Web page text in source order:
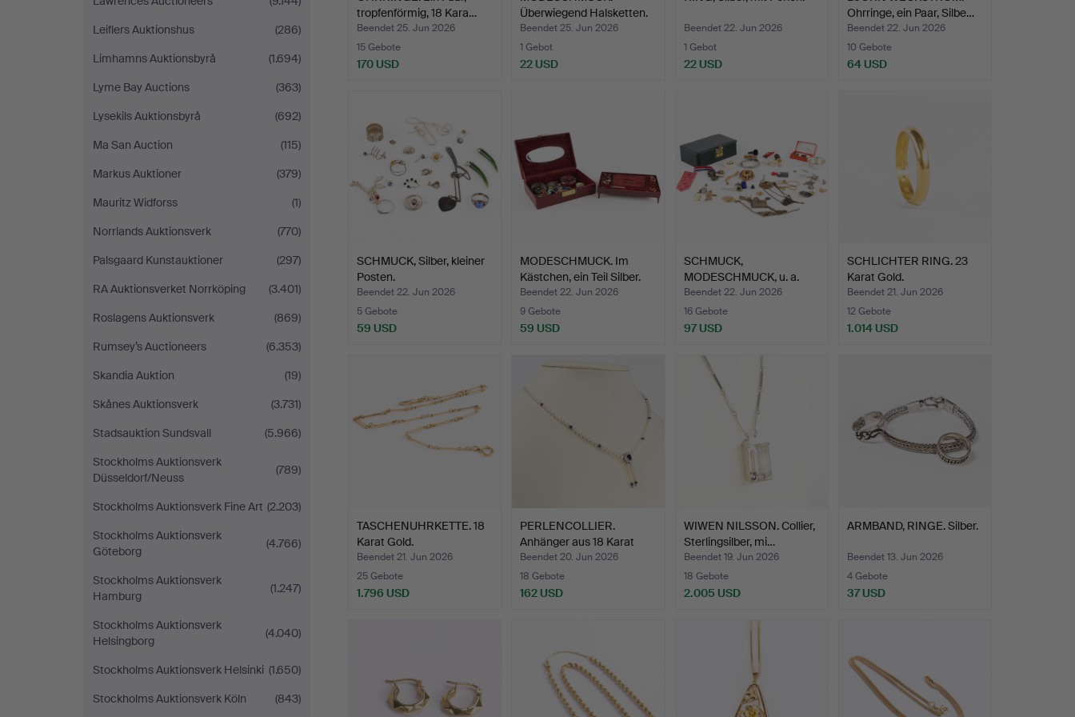
Leiflers Auktionshus
(286)
Limhamns Auktionsbyrå
(1.694)
Lyme Bay Auctions
(363)
Lysekils Auktionsbyrå
(692)
Ma San Auction
(115)
Markus Auktioner
(379)
Mauritz Widforss
(1)
Norrlands Auktionsverk
(770)
Palsgaard Kunstauktioner
(297)
RA Auktionsverket Norrköping
(3.401)
Roslagens Auktionsverk
(869)
Rumsey’s Auctioneers
(6.353)
Skandia Auktion
(19)
Skånes Auktionsverk
(3.731)
Stadsauktion Sundsvall
(5.966)
Stockholms Auktionsverk
Düsseldorf/Neuss
(789)
Stockholms Auktionsverk Fine Art (2.203)
Stockholms Auktionsverk
Göteborg
(4.766)
Stockholms Auktionsverk
Hamburg
(1.247)
Stockholms Auktionsverk
Helsingborg
(4.040)
Stockholms Auktionsverk Helsinki (1.650)
Stockholms Auktionsverk Köln
(843)
tropfenförmig, 18 Kara…
Beendet 25. Jun 2026
15 Gebote
170 USD
Überwiegend Halsketten.
Beendet 25. Jun 2026
1 Gebot
22 USD
Beendet 22. Jun 2026
1 Gebot
22 USD
Ohrringe, ein Paar, Silbe…
Beendet 22. Jun 2026
10 Gebote
64 USD
SCHMUCK, Silber, kleiner
Posten.
Beendet 22. Jun 2026
5 Gebote
59 USD
MODESCHMUCK. Im
Kästchen, ein Teil Silber.
Beendet 22. Jun 2026
9 Gebote
59 USD
SCHMUCK,
MODESCHMUCK, u. a.
Silber.
Beendet 22. Jun 2026
16 Gebote
97 USD
SCHLICHTER RING. 23
Karat Gold.
Beendet 21. Jun 2026
12 Gebote
1.014 USD
TASCHENUHRKETTE. 18
Karat Gold.
Beendet 21. Jun 2026
25 Gebote
1.796 USD
PERLENCOLLIER.
Anhänger aus 18 Karat
Weißg…
Beendet 20. Jun 2026
18 Gebote
162 USD
WIWEN NILSSON. Collier,
Sterlingsilber, mi…
Beendet 19. Jun 2026
18 Gebote
2.005 USD
ARMBAND, RINGE. Silber.
Beendet 13. Jun 2026
4 Gebote
37 USD